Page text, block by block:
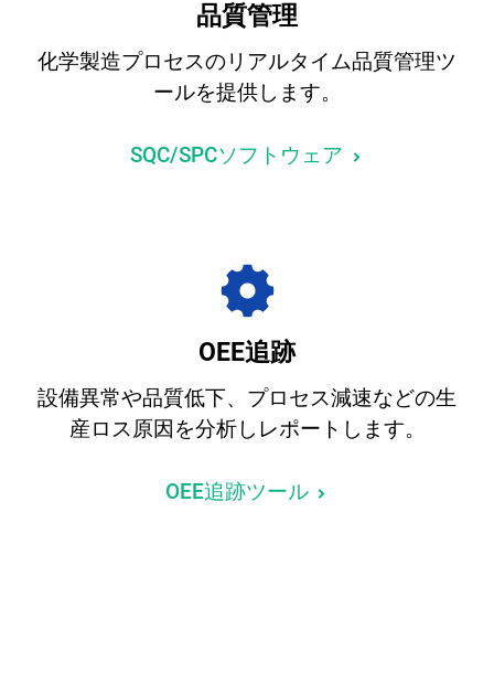
品質管理
化学製造プロセスのリアルタイム品質管理ツ
ールを提供します。
SQC/SPCソフトウェア
OEE追跡
設備異常や品質低下、プロセス減速などの生
産ロス原因を分析しレポートします。
OEE追跡ツール